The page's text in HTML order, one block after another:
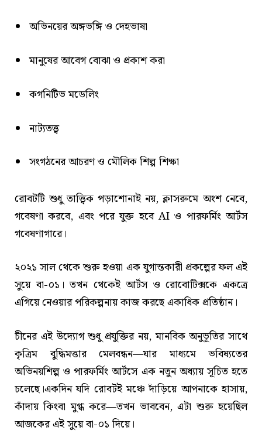
অভিনয়ের অঙ্গভঙ্গি ও দেহভাষা
মানুষের আবেগ বোঝা ও প্রকাশ করা
কগনিটিভ মডেলিং
নাট্যতত্ত্ব
সংগঠনের আচরণ ও মৌলিক শিল্প শিক্ষা
রোবটটি শুধু তাত্ত্বিক পড়াশোনাই নয়, ক্লাসরুমে অংশ নেবে,
গবেষণা করবে, এবং পরে যুক্ত হবে AI ও পারফর্মিং আর্টস
গবেষণাগারে।
২০২১ সাল থেকে শুরু হওয়া এক যুগান্তকারী প্রকল্পের ফল এই
সুয়ে বা-০১। তখন থেকেই আর্টস ও রোবোটিক্সকে একত্রে
এগিয়ে নেওয়ার পরিকল্পনায় কাজ করছে একাধিক প্রতিষ্ঠান।
চীনের এই উদ্যোগ শুধু প্রযুক্তির নয়, মানবিক অনুভূতির সাথে
কৃত্রিম বুদ্ধিমত্তার মেলবন্ধন—যার মাধ্যমে ভবিষ্যতের
অভিনয়শিল্প ও পারফর্মিং আর্টসে এক নতুন অধ্যায় সূচিত হতে
চলেছে।একদিন যদি রোবটই মঞ্চে দাঁড়িয়ে আপনাকে হাসায়,
কাঁদায় কিংবা মুগ্ধ করে—তখন ভাববেন, এটা শুরু হয়েছিল
আজকের এই সুয়ে বা-০১ দিয়ে।